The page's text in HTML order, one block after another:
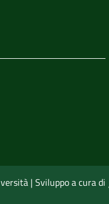
| Sviluppo a cura di